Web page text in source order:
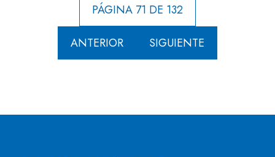
PÁGINA 71 DE 132
ANTERIOR SIGUIENTE